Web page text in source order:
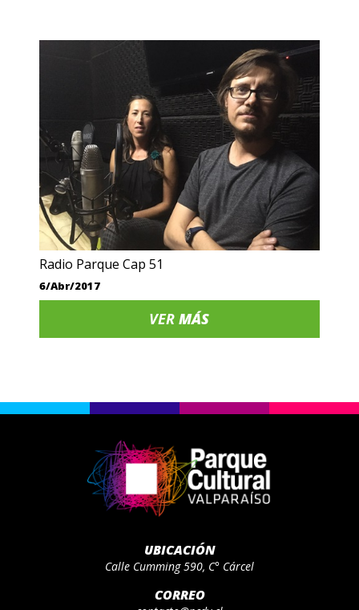
Radio Parque Cap 51
6/Abr/2017
VERMÁS
UBICACIÓN
Calle Cumming 590, C° Cárcel
CORREO